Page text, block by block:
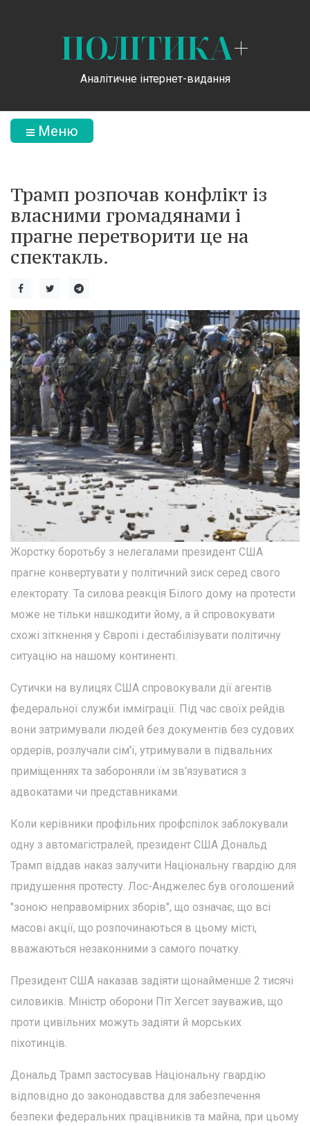
ПОЛІТИКА+
Аналітичне інтернет-видання
Меню
Трамп розпочав конфлікт із
власними громадянами і
прагне перетворити це на
спектакль.
Жорстку боротьбу з нелегалами президент США
прагне конвертувати у політичний зиск серед свого
електорату. Та силова реакція Білого дому на протести
може не тільки нашкодити йому, а й спровокувати
схожі зіткнення у Європі і дестабілізувати політичну
ситуацію на нашому континенті.
Сутички на вулицях США спровокували дії агентів
федеральної служби імміграції. Під час своїх рейдів
вони затримували людей без документів без судових
ордерів, розлучали сім'ї, утримували в підвальних
приміщеннях та забороняли їм зв'язуватися з
адвокатами чи представниками.
Коли керівники профільних профспілок заблокували
одну з автомагістралей, президент США Дональд
Трамп віддав наказ залучити Національну гвардію для
придушення протесту. Лос-Анджелес був оголошений
"зоною неправомірних зборів", що означає, що всі
масові акції, що розпочинаються в цьому місті,
вважаються незаконними з самого початку.
Президент США наказав задіяти щонайменше 2 тисячі
силовиків. Міністр оборони Піт Хегсет зауважив, що
проти цивільних можуть задіяти й морських
піхотинців.
Дональд Трамп застосував Національну гвардію
відповідно до законодавства для забезпечення
безпеки федеральних працівників та майна, при цьому